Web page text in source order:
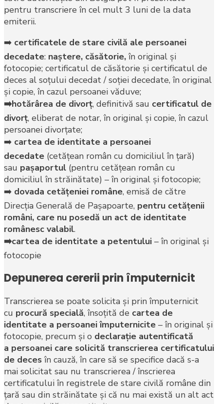
pentru transcriere în cel mult 3 luni de la data
emiterii.
➡️ certificatele de stare civilă ale persoanei
decedate: naştere, căsătorie, în original şi
fotocopie; certificatul de căsătorie și certificatul de
deces al soţului decedat / soţiei decedate, în original
şi copie, în cazul persoanei văduve;
➡️hotărârea de divorţ, definitivă sau certificatul de
divorţ, eliberat de notar, în original şi copie, în cazul
persoanei divorțate;
➡️ cartea de identitate a persoanei
decedate (cetăţean român cu domiciliul în ţară)
sau paşaportul (pentru cetăţean român cu
domiciliul în străinătate) – în original şi fotocopie;
➡️ dovada cetăţeniei române, emisă de către
Direcţia Generală de Paşapoarte, pentru cetăţenii
români, care nu posedă un act de identitate
românesc valabil.
➡️cartea de identitate a petentului – în original şi
fotocopie
Depunerea cererii prin împuternicit
Transcrierea se poate solicita şi prin împuternicit
cu procură specială, însoţită de cartea de
identitate a persoanei împuternicite – în original şi
fotocopie, precum şi o declaraţie autentificată
a persoanei care solicită transcrierea certificatului
de deces în cauză, în care să se specifice dacă s-a
mai solicitat sau nu transcrierea / înscrierea
certificatului în registrele de stare civilă române din
ţară sau din străinătate şi că nu mai există un alt act